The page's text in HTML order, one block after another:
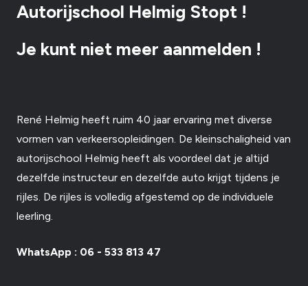
Autorijschool Helmig Stopt !
Je kunt niet meer aanmelden !
René Helmig heeft ruim 40 jaar ervaring met diverse
vormen van verkeersopleidingen. De kleinschaligheid van
autorijschool Helmig heeft als voordeel dat je altijd
dezelfde instructeur en dezelfde auto krijgt tijdens je
rijles. De rijles is volledig afgestemd op de individuele
leerling.
WhatsApp : 06 - 533 813 47